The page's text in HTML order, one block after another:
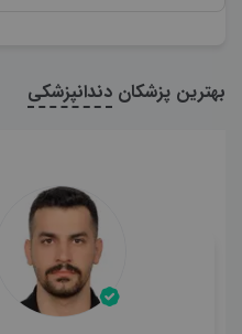
بهترین پزشکان دندانپزشکی